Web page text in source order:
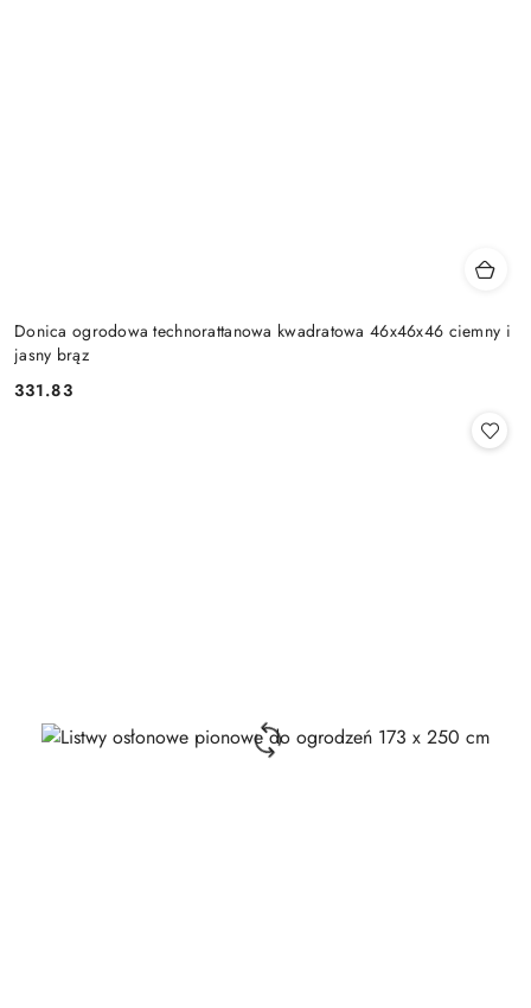
Donica ogrodowa technorattanowa kwadratowa 46x46x46 ciemny i
jasny brąz
Cena:
331.83